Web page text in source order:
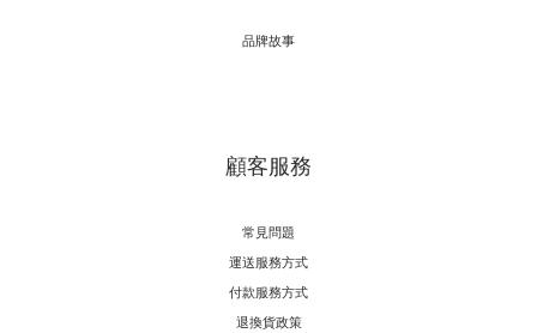
品牌故事
顧客服務
常見問題
運送服務方式
付款服務方式
退換貨政策